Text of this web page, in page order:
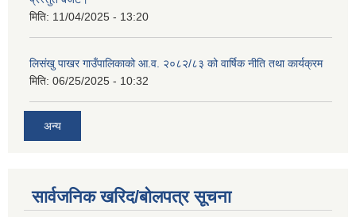
मिति: 11/04/2025 - 13:20
लिसंखु पाखर गाउँपालिकाको आ.व. २०८२/८३ को वार्षिक नीति तथा कार्यक्रम
मिति: 06/25/2025 - 10:32
अन्य
सार्वजनिक खरिद/बोलपत्र सूचना